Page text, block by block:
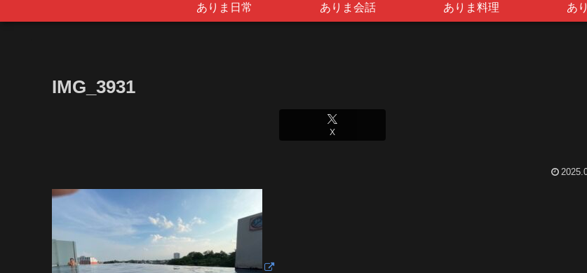
ありま日常 ありま会話 ありま料理 あ
IMG_3931
X